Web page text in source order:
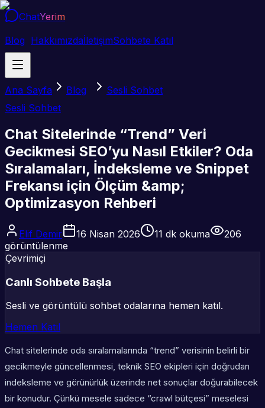
ChatYerim
Blog HakkımızdaİletişimSohbete Katıl
Ana Sayfa Blog
Sesli Sohbet
Sesli Sohbet
Chat Sitelerinde “Trend” Veri
Gecikmesi SEO’yu Nasıl Etkiler? Oda
Sıralamaları, İndeksleme ve Snippet
Frekansı için Ölçüm &amp;
Optimizasyon Rehberi
Elif Demir 16 Nisan 2026 11 dk okuma
206
görüntülenme
Çevrimiçi
Canlı Sohbete Başla
Sesli ve görüntülü sohbet odalarına hemen katıl.
Hemen Katıl
Chat sitelerinde oda sıralamalarında “trend” verisinin belirli bir
gecikmeyle güncellenmesi, teknik SEO ekipleri için doğrudan
indeksleme ve görünürlük üzerinde net sonuçlar doğurabilecek
bir konudur. Çünkü mesele sadece “crawl bütçesi” meselesi